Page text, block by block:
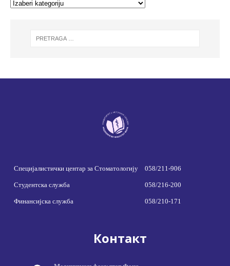
Специјалистички центар за Стоматологију 058/211-906
Студентска служба 058/216-200
Финансијска служба 058/210-171
Контакт